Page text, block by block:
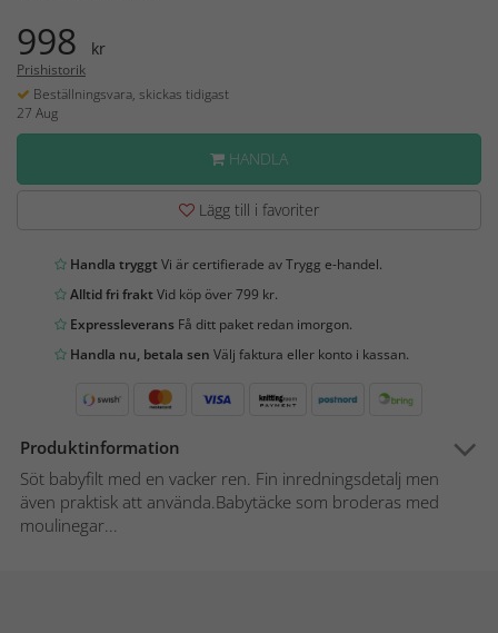
998 kr
Prishistorik
Beställningsvara, skickas tidigast
27 Aug
HANDLA
Lägg till i favoriter
Handla tryggtVi är certifierade av Trygg e-handel.
Alltid fri fraktVid köp över 799 kr.
Expressleverans Få ditt paket redan imorgon.
Handla nu, betala sen Välj faktura eller konto i kassan.
Produktinformation
Söt babyfilt med en vacker ren. Fin inredningsdetalj men
även praktisk att använda.Babytäcke som broderas med
moulinegar...